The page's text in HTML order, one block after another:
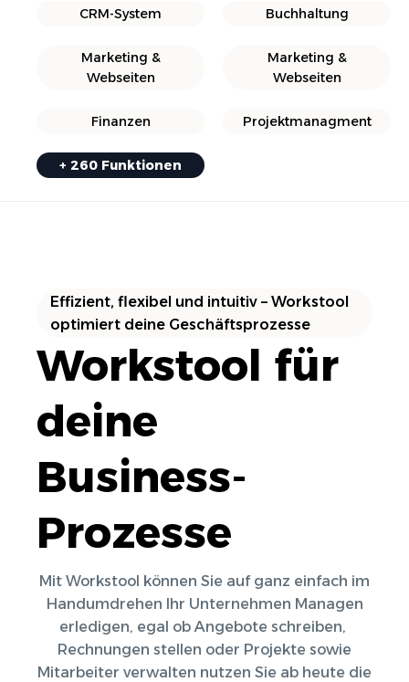
CRM-System Buchhaltung
Marketing &
Webseiten
Marketing &
Webseiten
Finanzen Projektmanagment
+ 260 Funktionen
Effizient, flexibel und intuitiv – Workstool
optimiert deine Geschäftsprozesse
Workstool für
deine
Business-
Prozesse
Mit Workstool können Sie auf ganz einfach im
Handumdrehen Ihr Unternehmen Managen
erledigen, egal ob Angebote schreiben,
Rechnungen stellen oder Projekte sowie
Mitarbeiter verwalten nutzen Sie ab heute die